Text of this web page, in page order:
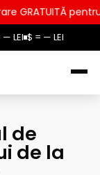
LEI $ = — LEI
copii, elevi și
de
de la